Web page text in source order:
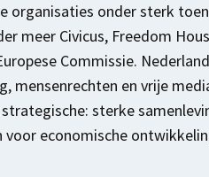
organisaties onder sterk
meer Civicus, Freedom
Commissie.
mensenrechten en vrije
sterke
economische